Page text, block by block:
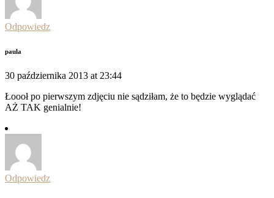
Odpowiedz
paula
30 października 2013 at 23:44
Łoooł po pierwszym zdjęciu nie sądziłam, że to będzie wyglądać
AŻ TAK genialnie!
Odpowiedz